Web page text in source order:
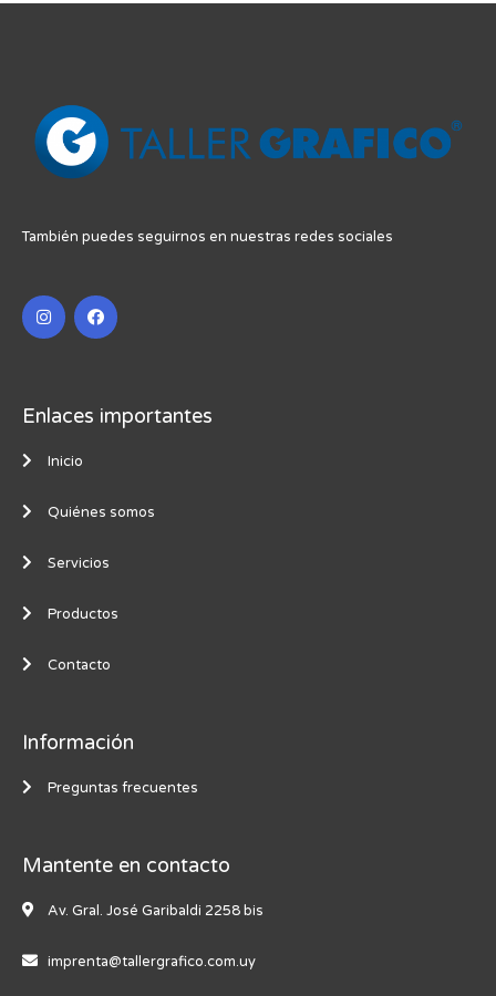
También puedes seguirnos en nuestras redes sociales
Enlaces importantes
Inicio
Quiénes somos
Servicios
Productos
Contacto
Información
Preguntas frecuentes
Mantente en contacto
Av. Gral. José Garibaldi 2258 bis
imprenta@tallergrafico.com.uy